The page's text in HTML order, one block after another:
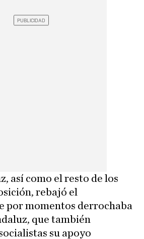
así como el resto de los
rebajó el
por momentos derrochaba
que también
su apoyo